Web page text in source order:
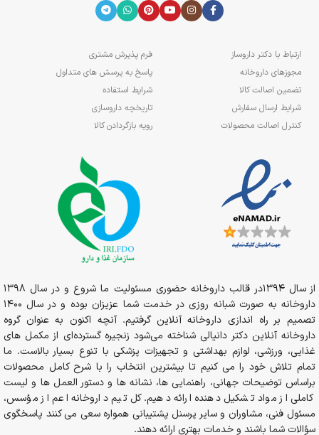
ارتباط با دکتر داروساز
مجوزهای داروخانه
تضمین اصالت کالا
شرایط ارسال سفارش
کنترل اصالت محصولات
فرم پذیرش مشتری
پاسخ به پرسش های متداول
شرایط استفاده
تاریخچه داروسازی
رویه بازگردادن کالا
از سال 1394در قالب داروخانه حضوری مسئولیت ما شروع و در سال 1398
داروخانه به صورت شبانه روزی در خدمت شما عزیزان بوده و در سال 1400
تصمیم بر راه اندازی داروخانه آنلاین گرفتیم. آنچه اکنون به عنوان گروه
داروخانه آنلاین دکتر دانیالی شناخته می‌شود زنجیره گسترده‌ای از مکمل های
غذایی، ورزشی، لوازم بهداشتی و تجهیزات پزشکی با تنوع بسیار بالاست. ما
تمام تلاش خود را می کنیم تا بیشترین انتخاب را با شرح کامل محصولات
براساس توضیحات جهانی، راهنمایی ها، نشانه ها و دستور العمل ها و لیست
کاملی از مواد تشکیل دهنده ارائه دهیم. کل تیم داروخانه اعم از مؤسس،
مسئول فنی، مشاوران و سایر پرسنل پشتیبانی همواره سعی می کنند پاسخگوی
سؤالات شما باشند و خدمات بهتری ارائه دهند.